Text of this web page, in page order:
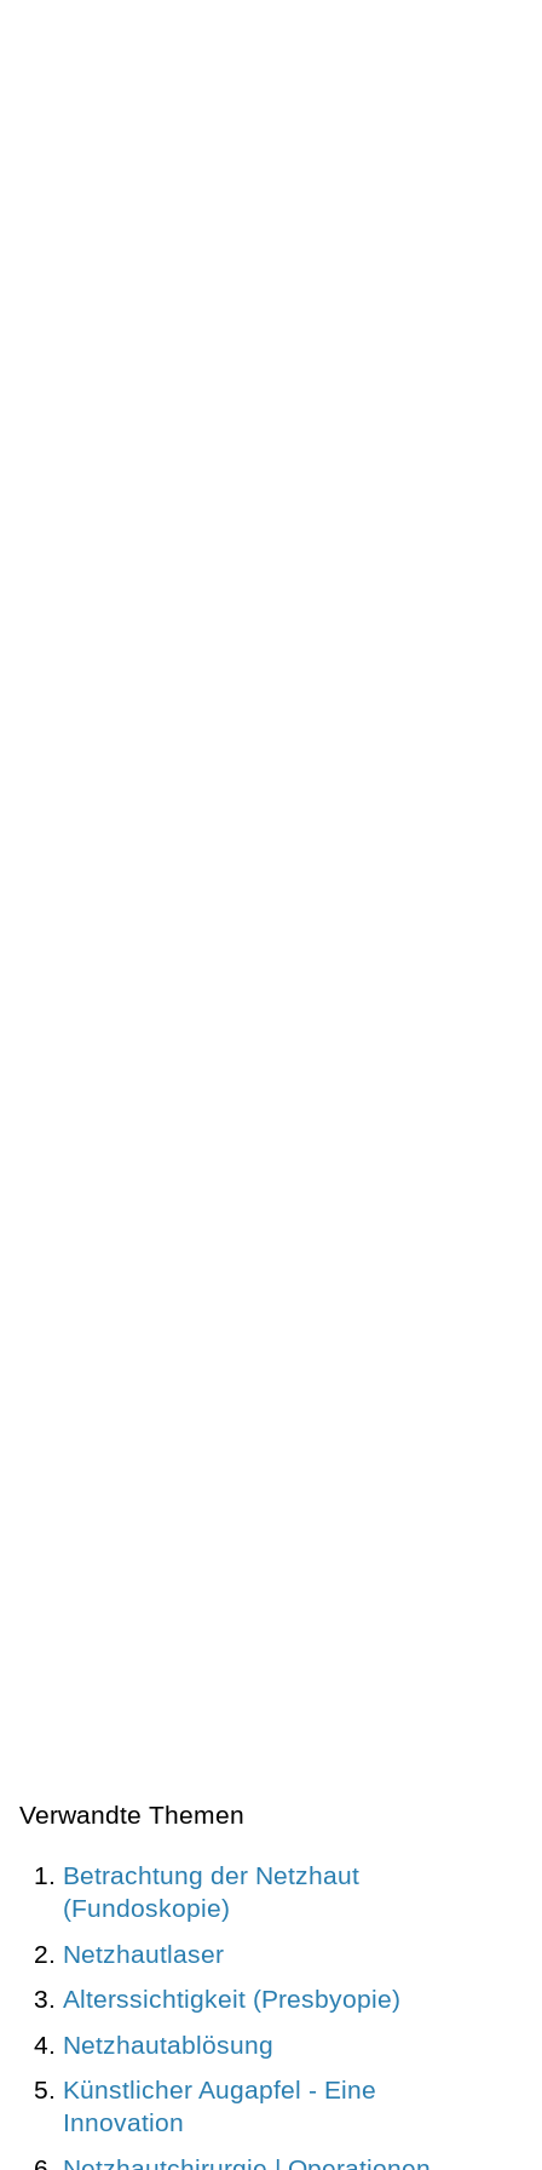
Verwandte Themen
Betrachtung der Netzhaut
(Fundoskopie)
Netzhautlaser
Alterssichtigkeit (Presbyopie)
Netzhautablösung
Künstlicher Augapfel - Eine
Innovation